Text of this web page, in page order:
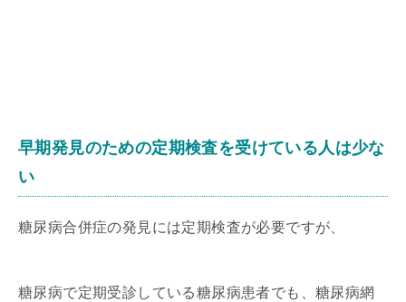
早期発見のための定期検査を受けている人は少な
い
糖尿病合併症の発見には定期検査が必要ですが、
糖尿病で定期受診している糖尿病患者でも、糖尿病網